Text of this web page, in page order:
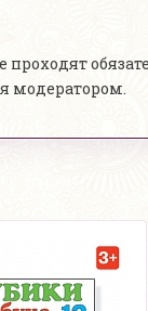
проходят
модератором.